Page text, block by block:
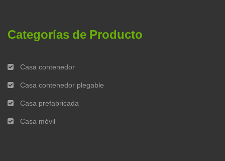
Categorías de Producto
Casa contenedor
Casa contenedor plegable
Casa prefabricada
Casa móvil